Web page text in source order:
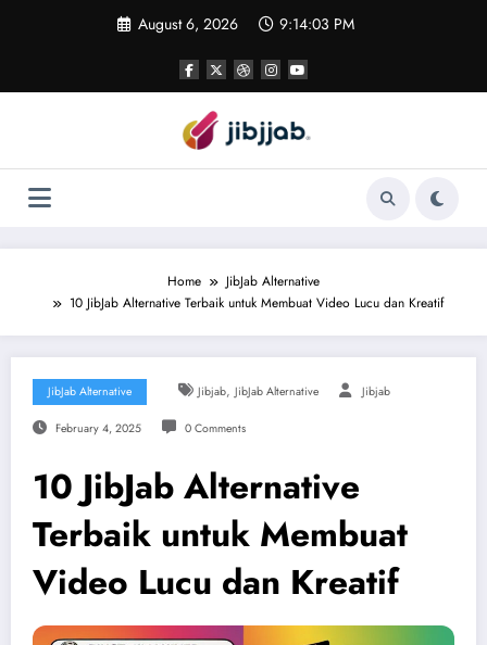
August 6, 2026 9:14:04 PM
Home
JibJab Alternative
10 JibJab Alternative Terbaik untuk Membuat Video Lucu dan Kreatif
JibJab Alternative Jibjab, JibJab Alternative Jibjab
February 4, 2025 0 Comments
10 JibJab Alternative
Terbaik untuk Membuat
Video Lucu dan Kreatif